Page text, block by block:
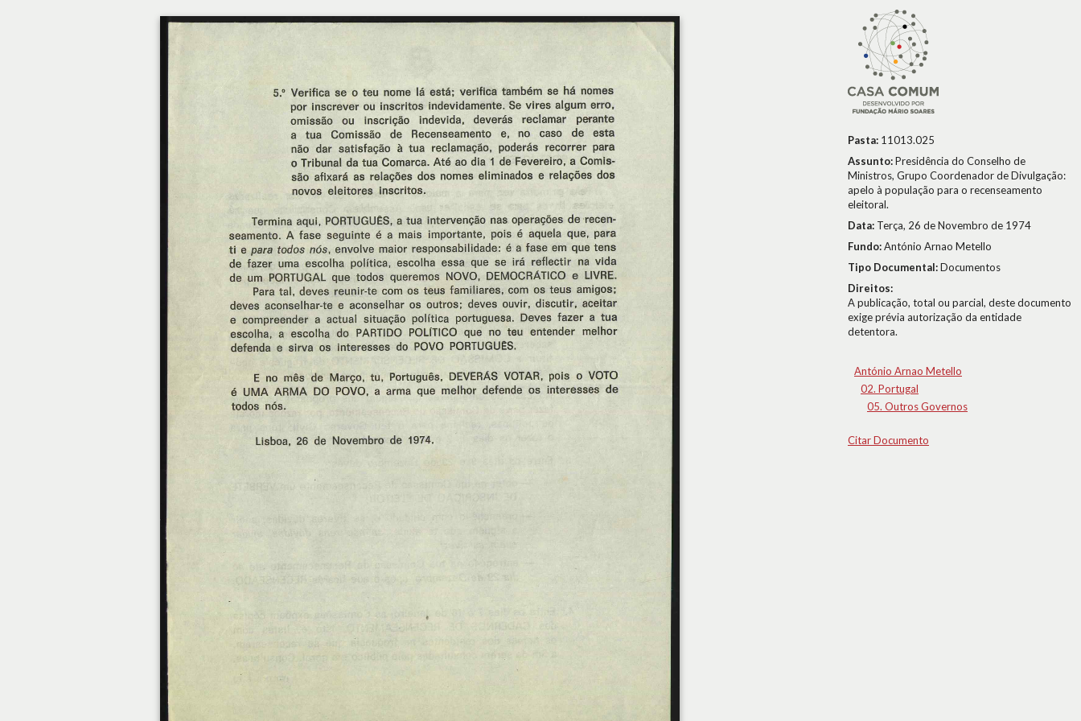
Pasta: 11013.025
Assunto:Presidência do Conselho de
Ministros, Grupo Coordenador de Divulgação:
apelo à população para o recenseamento
eleitoral.
Data: Terça, 26 de Novembro de 1974
Fundo:António Arnao Metello
Tipo Documental:Documentos
Direitos:
A publicação, total ou parcial, deste documento
exige prévia autorização da entidade
detentora.
António Arnao Metello
02. Portugal
05. Outros Governos
Citar Documento